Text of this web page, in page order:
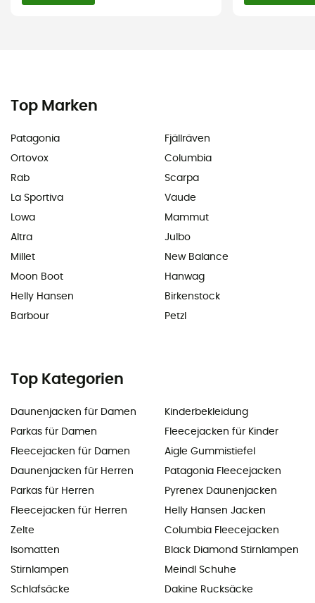
Top Marken
Patagonia
Ortovox
Rab
La Sportiva
Lowa
Altra
Millet
Moon Boot
Helly Hansen
Barbour
Fjällräven
Columbia
Scarpa
Vaude
Mammut
Julbo
New Balance
Hanwag
Birkenstock
Petzl
Top Kategorien
Daunenjacken für Damen
Parkas für Damen
Fleecejacken für Damen
Daunenjacken für Herren
Parkas für Herren
Fleecejacken für Herren
Zelte
Isomatten
Stirnlampen
Schlafsäcke
Kinderbekleidung
Fleecejacken für Kinder
Aigle Gummistiefel
Patagonia Fleecejacken
Pyrenex Daunenjacken
Helly Hansen Jacken
Columbia Fleecejacken
Black Diamond Stirnlampen
Meindl Schuhe
Dakine Rucksäcke